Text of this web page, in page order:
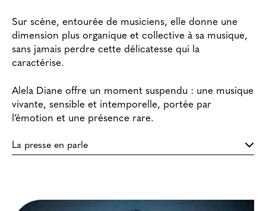
Sur scène, entourée de musiciens, elle donne une
dimension plus organique et collective à sa musique,
sans jamais perdre cette délicatesse qui la
caractérise.
Alela Diane offre un moment suspendu : une musique
vivante, sensible et intemporelle, portée par
l’émotion et une présence rare.
La presse en parle